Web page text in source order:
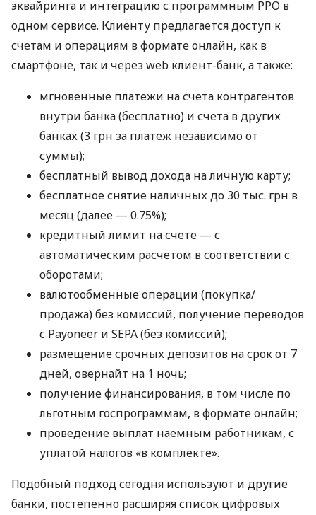
эквайринга и интеграцию с программным РРО в
одном сервисе. Клиенту предлагается доступ к
счетам и операциям в формате онлайн, как в
смартфоне, так и через web клиент-банк, а также:
мгновенные платежи на счета контрагентов
внутри банка (бесплатно) и счета в других
банках (3 грн за платеж независимо от
суммы);
бесплатный вывод дохода на личную карту;
бесплатное снятие наличных до 30 тыс. грн в
месяц (далее — 0.75%);
кредитный лимит на счете — с
автоматическим расчетом в соответствии с
оборотами;
валютообменные операции (покупка/
продажа) без комиссий, получение переводов
с Payoneer и SEPA (без комиссий);
размещение срочных депозитов на срок от 7
дней, овернайт на 1 ночь;
получение финансирования, в том числе по
льготным госпрограммам, в формате онлайн;
проведение выплат наемным работникам, с
уплатой налогов «в комплекте».
Подобный подход сегодня используют и другие
банки, постепенно расширяя список цифровых